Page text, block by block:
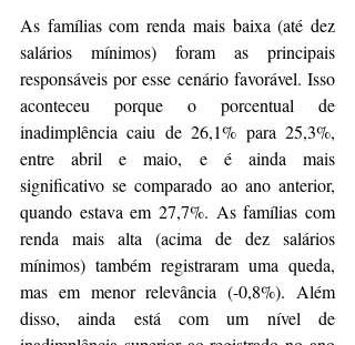
As famílias com renda mais baixa (até dez
salários mínimos) foram as principais
responsáveis por esse cenário favorável. Isso
aconteceu porque o porcentual de
inadimplência caiu de 26,1% para 25,3%,
entre abril e maio, e é ainda mais
significativo se comparado ao ano anterior,
quando estava em 27,7%. As famílias com
renda mais alta (acima de dez salários
mínimos) também registraram uma queda,
mas em menor relevância (-0,8%). Além
disso, ainda está com um nível de